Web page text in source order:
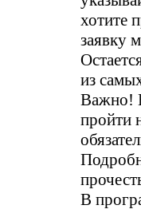
хотите
заявку
из
Важно!
пройти
В